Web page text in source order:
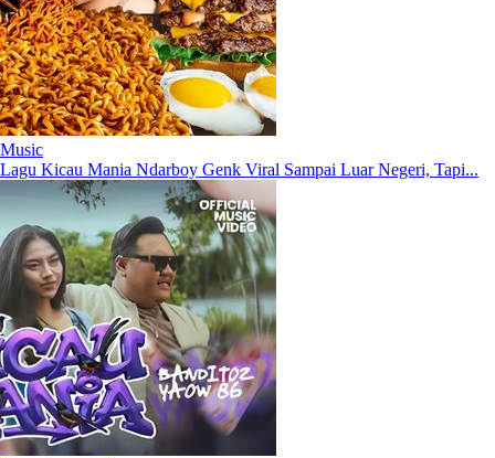
Music
Lagu Kicau Mania Ndarboy Genk Viral Sampai Luar Negeri, Tapi...